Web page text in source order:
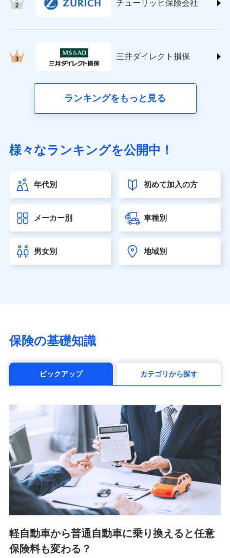
(https://www.nisshinfire.co.jp/)
(https://www.petfamilyins.co.jp/)
ins.com/)
三井ダイレクト損害保険株式会社
（https://www.sonylife.co.jp）
第一ネオ生命保険株式会社（https://neofirst.co.jp/）
大樹生命保険株式会社（https://www.taiju-life.co.jp）
seimei.co.jp）
チューリッヒ生命保険株式会社
東京海上日動あんしん生命保険株式会社
（https://www.tmn-anshin.co.jp/）
マニュライフ生命保険株式会社
（https://www.manulife.co.jp/）
（https://www.msa-life.co.jp/）
メットライフ生命株式会社(https://www.metlife.co.jp/)
■少額短期保険
株式会社アシロ少額短期保険 (https://kailash.co.jp/)
SBIいきいき少額短期保険会社 (https://www.i-
sedai.com/)
SBIペット少額短期保険株式会社 (https://www.sbipet-
ssi.co.jp/)
SBIリスタ少額短期保険会社
(https://www.jishin.co.jp/)
スマートプラス少額短期保険株式会社
チューリッヒ少額短期保険株式会社
(https://www.zurichssi.co.jp/)
チューリッヒ保険会社
三井ダイレクト損保
ランキングをもっと見る
様々なランキングを公開中！
年代別 初めて加入の方
メーカー別 車種別
男女別 地域別
保険の基礎知識
ピックアップ カテゴリから探す
軽自動車から普通自動車に乗り換えると任意
保険料も変わる？